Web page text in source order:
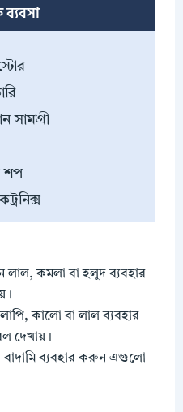
সামগ্রী
শপ
লাল, কমলা বা হলুদ ব্যবহার
কালো বা লাল ব্যবহার
দেখায়।
বাদামি ব্যবহার করুন এগুলো